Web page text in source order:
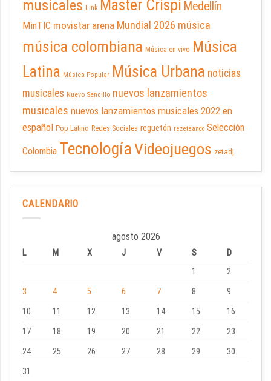
musicales Link Master Crispi Medellín
MinTIC movistar arena Mundial 2026 música
música colombiana Música en vivo Música
Latina Música Popular Música Urbana noticias
musicales Nuevo Sencillo nuevos lanzamientos
musicales nuevos lanzamientos musicales 2022 en
español Pop Latino Redes Sociales reguetón rezeteando Selección
Colombia TecnologíaVideojuegos zetadj
CALENDARIO
agosto 2026
L M X J V S
D
1
2
3
4 5 6 7 8
9
10
11 12 13 14 15
16
17
18 19 20 21 22
23
24
25 26 27 28 29
30
31